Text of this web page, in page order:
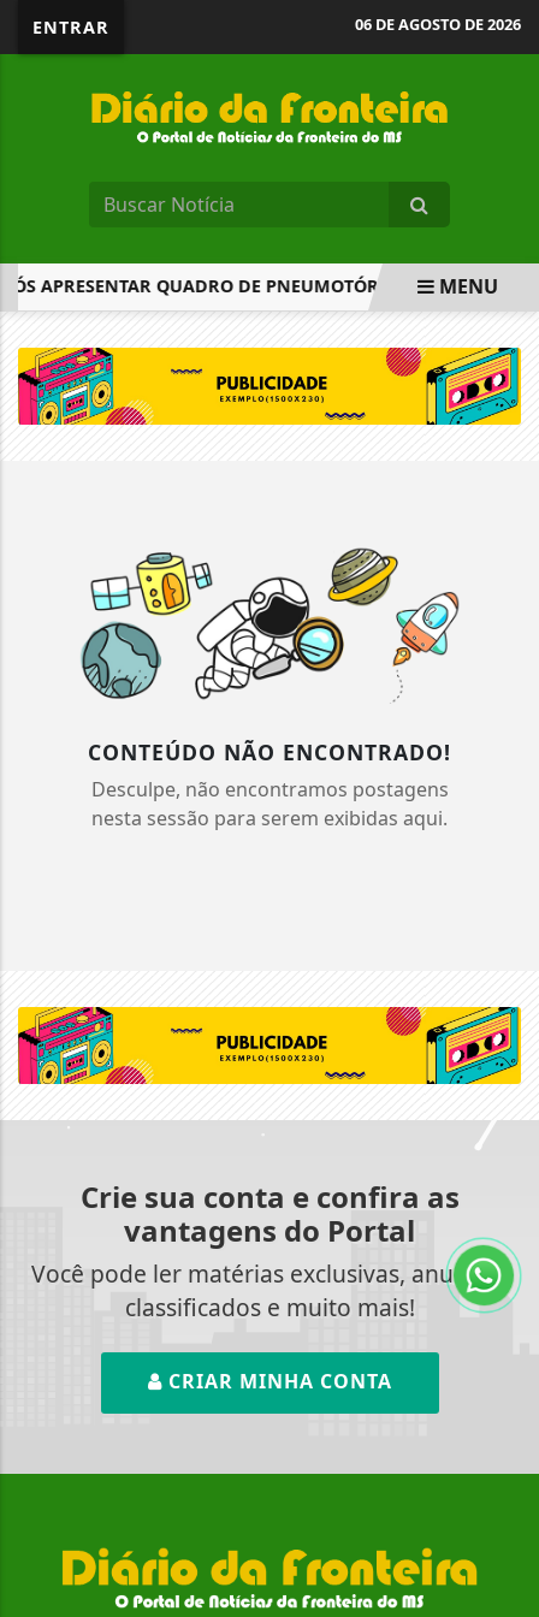
ENTRAR 06 DE AGOSTO DE 2026
APRESENTAR QUADRO DE PNEUMOTÓRAX INSS
MENU
CONTEÚDO NÃO ENCONTRADO!
Desculpe, não encontramos postagens
nesta sessão para serem exibidas aqui.
Crie sua conta e confira as
vantagens do Portal
Você pode ler matérias exclusivas, anunciar
classificados e muito mais!
CRIAR MINHA CONTA